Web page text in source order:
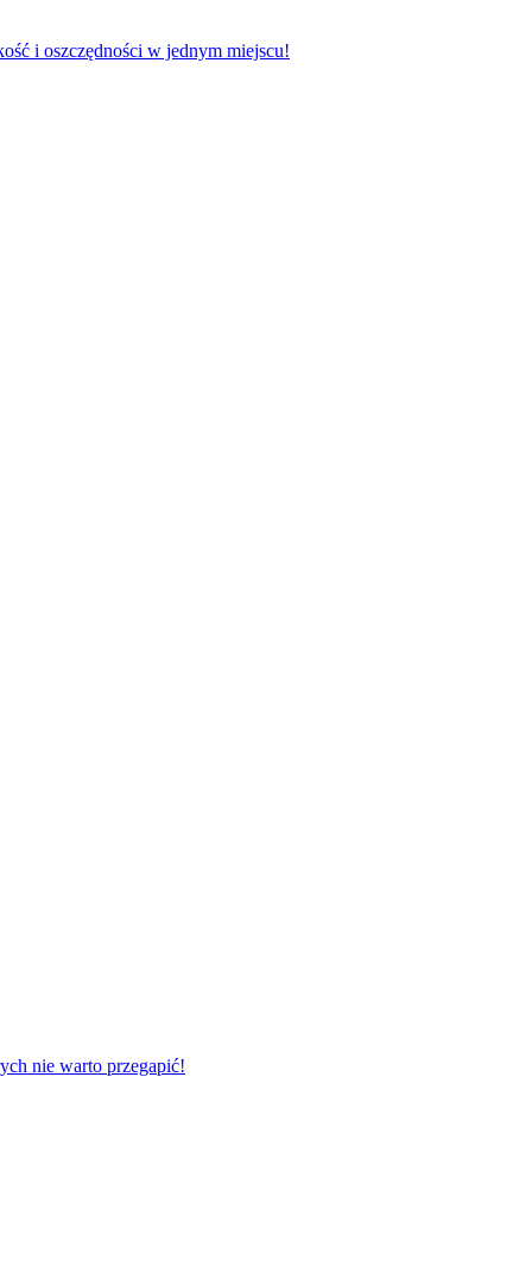
i oszczędności w jednym miejscu!
nie warto przegapić!